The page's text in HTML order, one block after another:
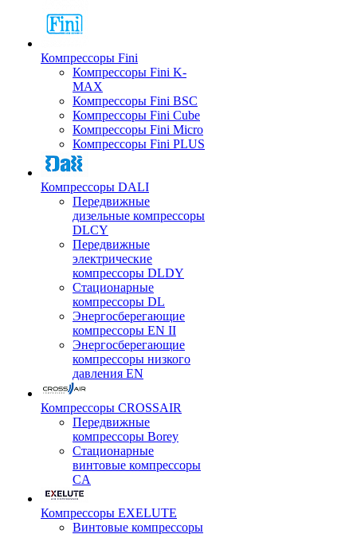
Компрессоры Fini
Компрессоры Fini K-
MAX
Компрессоры Fini BSC
Компрессоры Fini Cube
Компрессоры Fini Micro
Компрессоры Fini PLUS
Компрессоры DALI
Передвижные
дизельные компрессоры
DLCY
Передвижные
электрические
компрессоры DLDY
Стационарные
компрессоры DL
Энергосберегающие
компрессоры EN II
Энергосберегающие
компрессоры низкого
давления EN
Компрессоры CROSSAIR
Передвижные
компрессоры Borey
Стационарные
винтовые компрессоры
CA
Компрессоры EXELUTE
Винтовые компрессоры